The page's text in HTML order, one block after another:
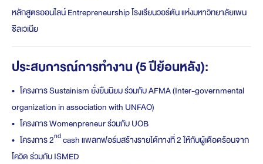
หลักสูตรออนไลน์ Entrepreneurship โรงเรียนวอร์ตัน แห่งมหาวิทยาลัยเพน
ซิลเวเนีย
ประสบการณ์การทำงาน (5 ปีย้อนหลัง):
• โครงการ Sustainism ยั่งยืนนิยม ร่วมกับ AFMA (Inter-governmental
organization in association with UNFAO)
• โครงการ Womenpreneur ร่วมกับ UOB
• โครงการ 2ndcash แพลทฟอร์มสร้างรายได้ทางที่ 2 ให้กับผู้เดือดร้อนจาก
โควิด ร่วมกับ ISMED